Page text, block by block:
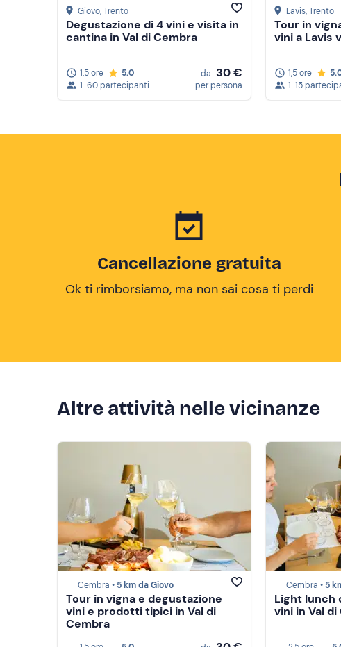
Giovo, Trento
Degustazione di 4 vini e visita in
cantina in Val di Cembra
1,5 ore
5.0
1-60 partecipanti
da 30 €
per persona
Lavis, Trento
Tour in
vini a Lavis
1,5 ore
1-15
Cancellazione gratuita
Ok ti rimborsiamo, ma non sai cosa ti perdi
Altre attività nelle vicinanze
Cembra • 5 km da Giovo
Tour in vigna e degustazione
vini e prodotti tipici in Val di
Cembra
Cembra • 5
Light lunch
vini in Val